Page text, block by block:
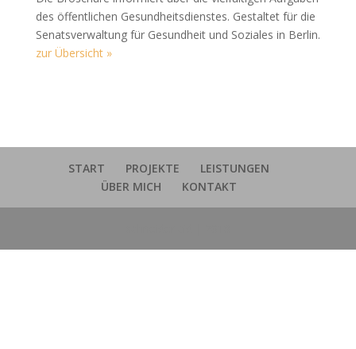
des öffentlichen Gesundheitsdienstes. Gestaltet für die
Senatsverwaltung für Gesundheit und Soziales in Berlin.
zur Übersicht »
START PROJEKTE
LEISTUNGEN
ÜBER MICH
KONTAKT